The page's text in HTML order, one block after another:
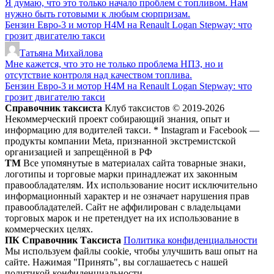
Я думаю, что это только начало проблем с топливом. Нам
нужно быть готовыми к любым сюрпризам.
Бензин Евро-3 и мотор H4M на Renault Logan Stepway: что
грозит двигателю такси
Татьяна Михайлова
Мне кажется, что это не только проблема НПЗ, но и
отсутствие контроля над качеством топлива.
Бензин Евро-3 и мотор H4M на Renault Logan Stepway: что
грозит двигателю такси
Справочник таксиста Клуб таксистов © 2019-2026
Некоммерческий проект собирающий знания, опыт и
информацию для водителей такси. * Instagram и Facebook —
продукты компании Meta, признанной экстремистской
организацией и запрещённой в РФ
ТМ Все упомянутые в материалах сайта товарные знаки,
логотипы и торговые марки принадлежат их законным
правообладателям. Их использование носит исключительно
информационный характер и не означает нарушения прав
правообладателей. Сайт не аффилирован с владельцами
торговых марок и не претендует на их использование в
коммерческих целях.
ПК Справочник Таксиста Политика конфиденциальности
Мы используем файлы cookie, чтобы улучшить ваш опыт на
сайте. Нажимая "Принять", вы соглашаетесь с нашей